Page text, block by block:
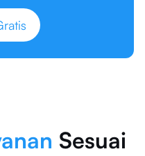
Sesuai